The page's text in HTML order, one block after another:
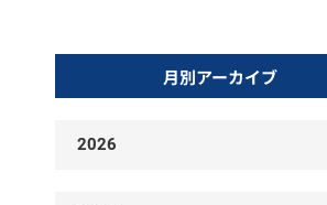
月別アーカイブ
2026